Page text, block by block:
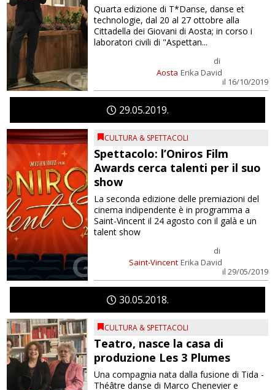
Aosta
di
Erika David
il 16/10/2019
Quarta edizione di T*Danse, danse et
technologie, dal 20 al 27 ottobre alla
Cittadella dei Giovani di Aosta; in corso i
laboratori civili di "Aspettan...
2905 2019
CULTURA & SPETTACOLI
Spettacolo: l’Oniros Film
Awards cerca talenti per il suo
show
Saint-Vincent
di
Erika David
il 29/05/2019
La seconda edizione delle premiazioni del
cinema indipendente è in programma a
Saint-Vincent il 24 agosto con il galà e un
talent show
3005 2018
CULTURA & SPETTACOLI
Teatro, nasce la casa di
produzione Les 3 Plumes
Una compagnia nata dalla fusione di Tida -
Théâtre danse di Marco Chenevier e